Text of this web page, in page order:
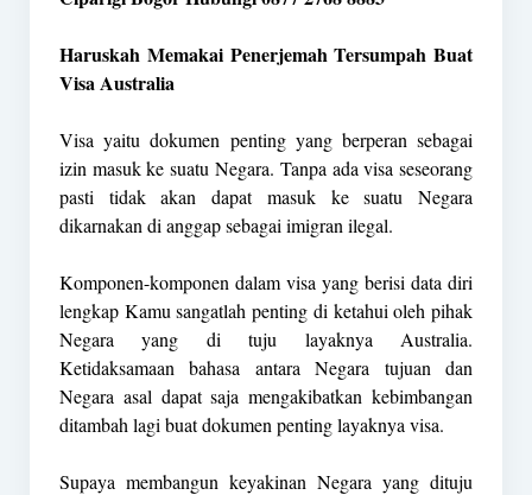
Haruskah Memakai Penerjemah Tersumpah Buat
Visa Australia
Visa yaitu dokumen penting yang berperan sebagai
izin masuk ke suatu Negara. Tanpa ada visa seseorang
pasti tidak akan dapat masuk ke suatu Negara
dikarnakan di anggap sebagai imigran ilegal.
Komponen-komponen dalam visa yang berisi data diri
lengkap Kamu sangatlah penting di ketahui oleh pihak
Negara yang di tuju layaknya Australia.
Ketidaksamaan bahasa antara Negara tujuan dan
Negara asal dapat saja mengakibatkan kebimbangan
ditambah lagi buat dokumen penting layaknya visa.
Supaya membangun keyakinan Negara yang dituju